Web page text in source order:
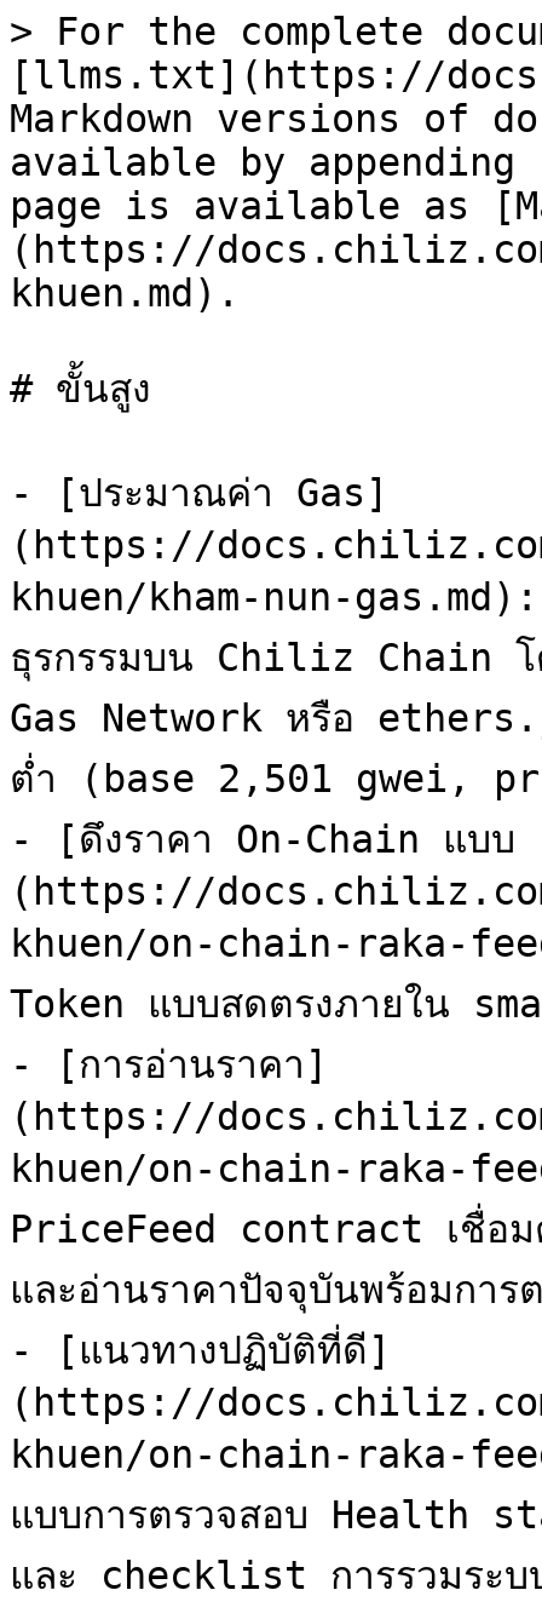
> For the complete
[llms.txt](https://
Markdown versions of
available by
page is available as
(https://
khuen.md).
# ขั้นสูง
- [ประมาณค่า Gas]
(https://
khuen/kham-nun-
ธุรกรรมบน Chiliz Chain
Gas Network หรือ
ต่ำ (base 2,501 gwei,
- [ดึงราคา On-Chain แบบ
(https://
khuen/on-chain-raka-
Token แบบสดตรงภายใน
- [การอ่านราคา]
(https://
khuen/on-chain-raka-
PriceFeed contract เชื่อ
และอ่านราคาปัจจุบันพร้อมการ
- [แนวทางปฏิบัติที่ดี]
(https://
khuen/on-chain-raka-
แบบการตรวจสอบ Health
และ checklist การรวมระ